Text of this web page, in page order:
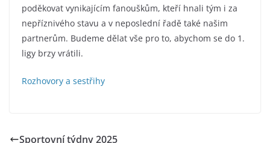
poděkovat vynikajícím fanouškům, kteří hnali tým i za
nepříznivého stavu a v neposlední řadě také našim
partnerům. Budeme dělat vše pro to, abychom se do 1.
ligy brzy vrátili.
Rozhovory a sestřihy
Sportovní týdny 2025